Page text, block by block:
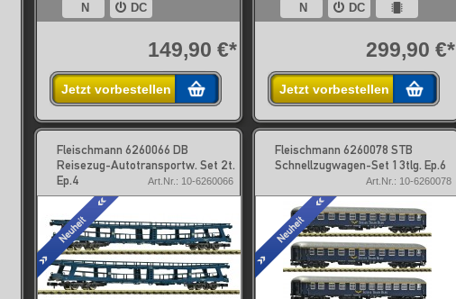
N DC
149,90 €*
Jetzt vorbestellen
N DC
299,90 €*
Jetzt vorbestellen
Fleischmann 6260066 DB
Reisezug-Autotransportw. Set 2t.
Ep.4
Art.Nr.: 10-6260066
Fleischmann 6260078 STB
Schnellzugwagen-Set 1 3tlg. Ep.6
Art.Nr.: 10-6260078